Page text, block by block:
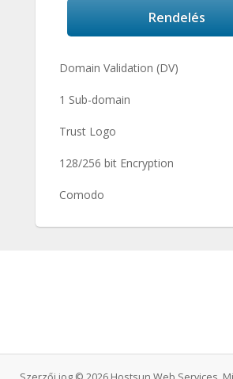
Rendelés
Domain Validation (DV)
1 Sub-domain
Trust Logo
128/256 bit Encryption
Comodo